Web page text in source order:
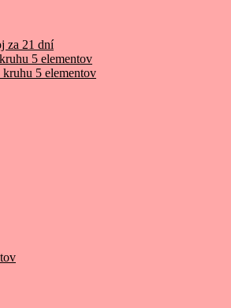
za 21 dní
5 elementov
5 elementov